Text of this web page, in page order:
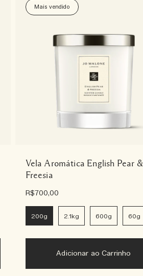
Mais vendido
Vela Aromática English Pear &
Freesia
R$700,00
200g 2.1kg 600g 60g
Adicionar ao Carrinho